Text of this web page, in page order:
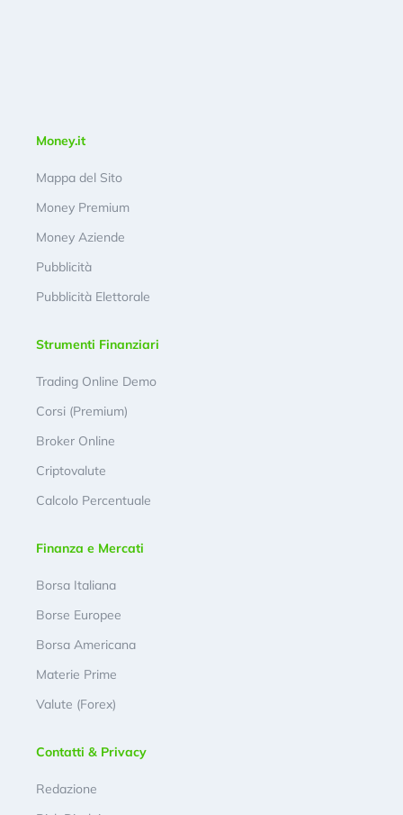
Money.it
Mappa del Sito
Money Premium
Money Aziende
Pubblicità
Pubblicità Elettorale
Strumenti Finanziari
Trading Online Demo
Corsi (Premium)
Broker Online
Criptovalute
Calcolo Percentuale
Finanza e Mercati
Borsa Italiana
Borse Europee
Borsa Americana
Materie Prime
Valute (Forex)
Contatti & Privacy
Redazione